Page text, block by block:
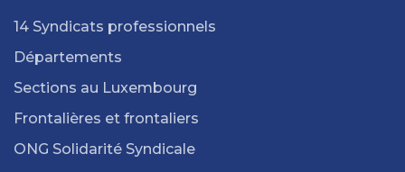
14 Syndicats professionnels
Départements
Sections au Luxembourg
Frontalières et frontaliers
ONG Solidarité Syndicale